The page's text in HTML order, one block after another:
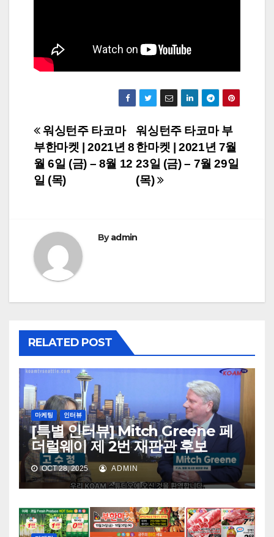
Post
navigation
워싱턴주 타코마 부
한마켓 | 2021년 7월
23일 (금) – 7월 29일
(목)
워싱턴주 타코마
부한마켓 | 2021년 8
월 6일 (금) – 8월 12
일 (목)
Byadmin
RELATED POST
마케팅 인터뷰
[특별 인터뷰] Mitch Greene 페
더럴웨이 제 2번 재판관 후보
OCT 28, 2025 ADMIN